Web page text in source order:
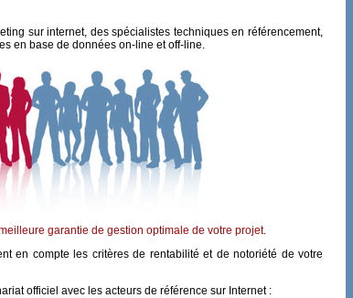
sur internet, des spécialistes techniques en référencement,
en base de données on-line et off-line.
garantie de gestion optimale de votre projet.
en compte les critères de rentabilité et de notoriété de votre
officiel avec les acteurs de référence sur Internet :